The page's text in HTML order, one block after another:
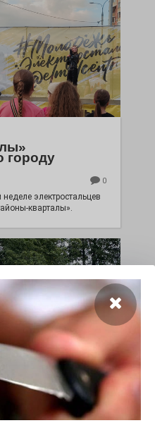
городу
0
электростальцев
кварталы».
0